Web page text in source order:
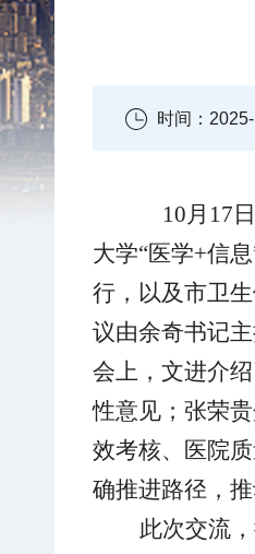
时间：
10月17
大学“医学+信
行，以及市卫
议由余奇书记主
会上，文进介
性意见；张荣
效考核、医院
确推进路径，
此次交流